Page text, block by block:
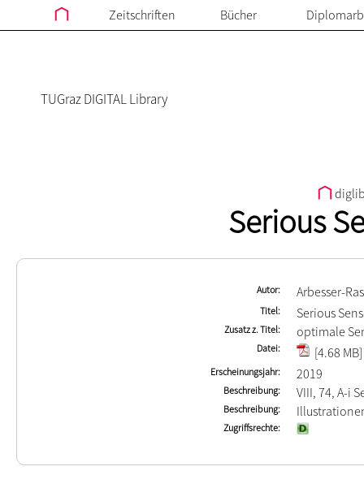
Zeitschriften Bücher
TUGraz DIGITAL Library
Serious
Autor Arbesser-
Titel Serious
Zusatz z. Titel optimale
Datei [4.68 MB]
Erscheinungsjahr 2019
Beschreibung VIII, 74, A-i
Beschreibung
Zugriffsrechte